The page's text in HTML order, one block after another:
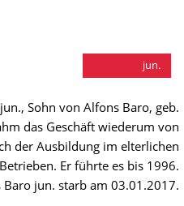
jun.
Sohn von Alfons Baro, geb.
das Geschäft wiederum von
der Ausbildung im elterlichen
Er führte es bis 1996.
Baro jun. starb am 03.01.2017.